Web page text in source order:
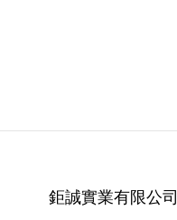
鉅誠實業有限公司